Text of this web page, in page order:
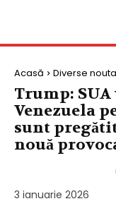
Acasă Diverse
Trump:
Venezuela
sunt
nouă
3 ianuarie 2026